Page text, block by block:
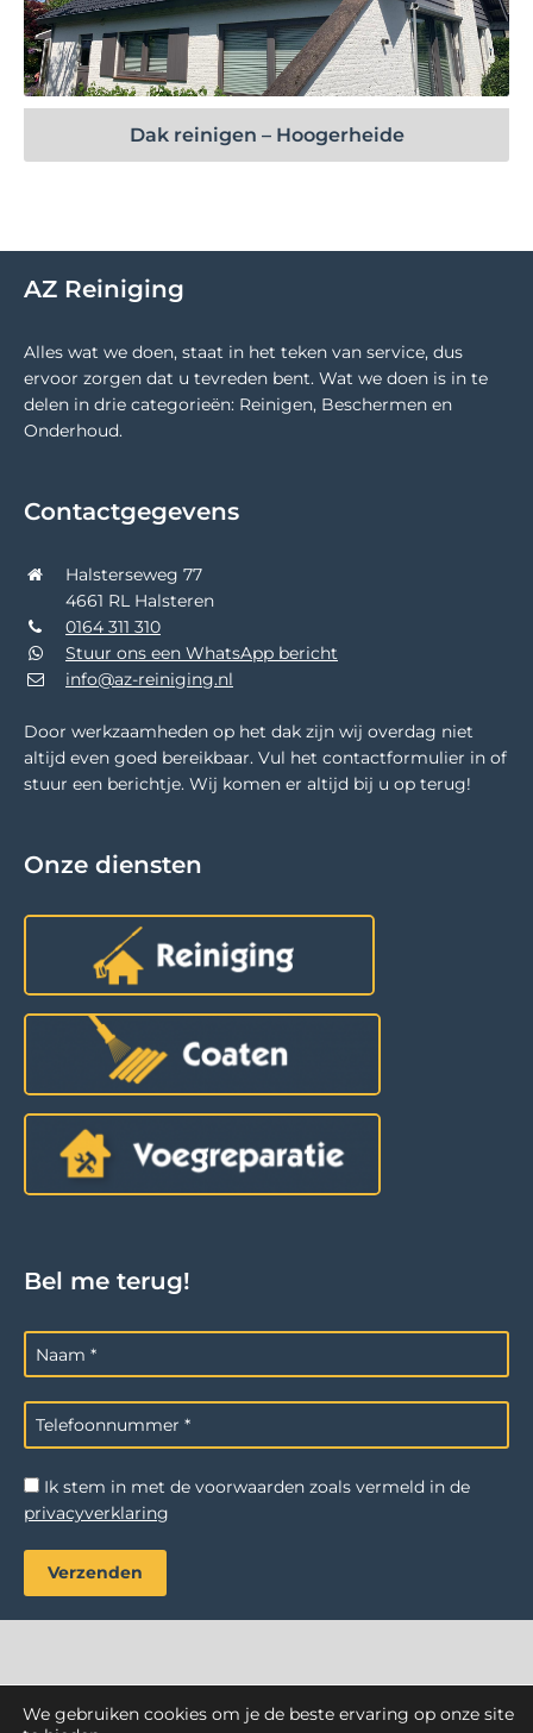
Bekijk project
Dak reinigen – Hoogerheide
AZ Reiniging
Alles wat we doen, staat in het teken van service, dus
ervoor zorgen dat u tevreden bent. Wat we doen is in te
delen in drie categorieën: Reinigen, Beschermen en
Onderhoud.
Contactgegevens
Halsterseweg 77
4661 RL Halsteren
0164 311 310
Stuur ons een WhatsApp bericht
info@az-reiniging.nl
Door werkzaamheden op het dak zijn wij overdag niet
altijd even goed bereikbaar. Vul het contactformulier in of
stuur een berichtje. Wij komen er altijd bij u op terug!
Onze diensten
Bel me terug!
Ik stem in met de voorwaarden zoals vermeld in de
privacyverklaring
AZ Reiniging. Alle rechten voorbehouden.
We gebruiken cookies om je de beste ervaring op onze site